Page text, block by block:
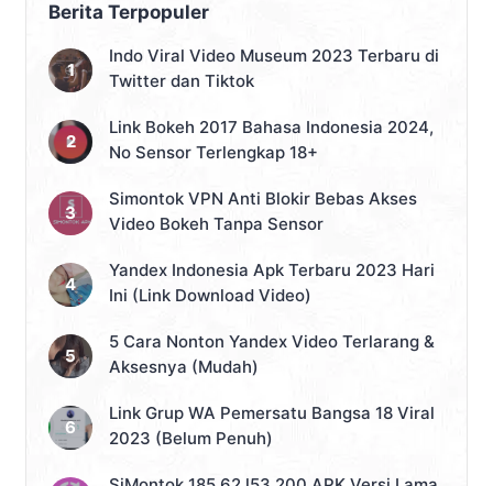
Berita Terpopuler
Indo Viral Video Museum 2023 Terbaru di
Twitter dan Tiktok
Link Bokeh 2017 Bahasa Indonesia 2024,
No Sensor Terlengkap 18+
Simontok VPN Anti Blokir Bebas Akses
Video Bokeh Tanpa Sensor
Yandex Indonesia Apk Terbaru 2023 Hari
Ini (Link Download Video)
5 Cara Nonton Yandex Video Terlarang &
Aksesnya (Mudah)
Link Grup WA Pemersatu Bangsa 18 Viral
2023 (Belum Penuh)